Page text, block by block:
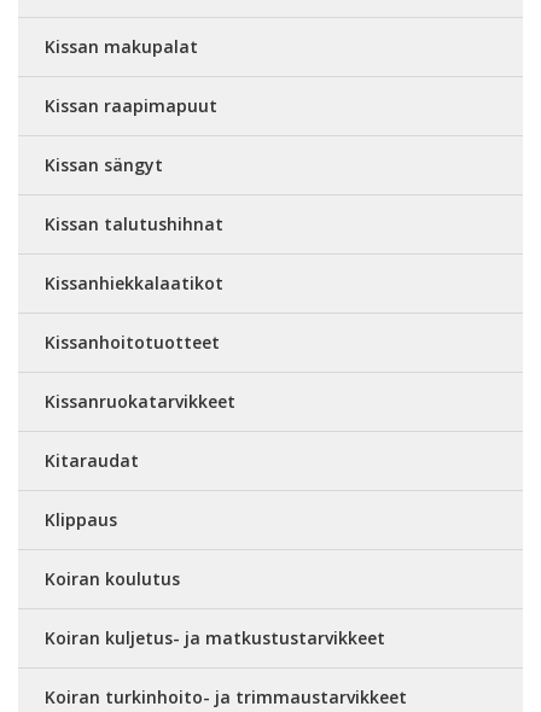
Kissan makupalat
Kissan raapimapuut
Kissan sängyt
Kissan talutushihnat
Kissanhiekkalaatikot
Kissanhoitotuotteet
Kissanruokatarvikkeet
Kitaraudat
Klippaus
Koiran koulutus
Koiran kuljetus- ja matkustustarvikkeet
Koiran turkinhoito- ja trimmaustarvikkeet